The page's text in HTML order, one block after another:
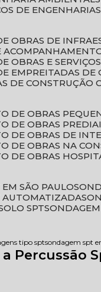
DE ENGENHARIA
OBRAS DE
OBRAS E
EMPREITADAS DE
DE CONSTRUÇÃO
DE OBRAS
DE OBRAS
DE OBRAS DE
DE OBRAS NA
DE OBRAS
EM SÃO PAULO
AUTOMATIZADA
SPT
tipo sptsondagem spt
Percussão